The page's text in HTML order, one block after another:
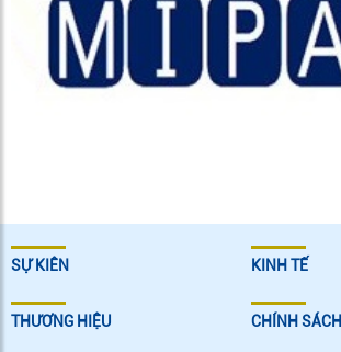
SỰ KIÊN KINH TẾ
THƯƠNG HIỆU CHÍNH SÁCH